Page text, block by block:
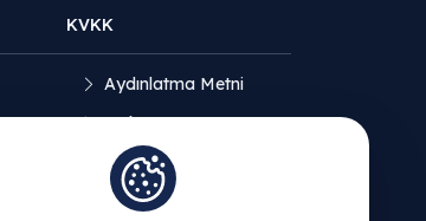
KVKK
Aydınlatma Metni
Açık Rıza Beyanı
Çerez Politikası